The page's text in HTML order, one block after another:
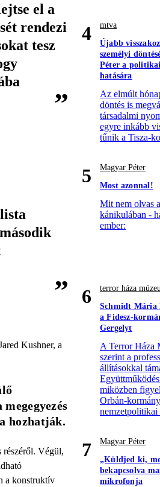
el a
rendezi
tesz
Kushner, a
hozhatják.
részéről. Végül,
a konstruktív
4
mtva
Újabb
személyi
Péter a
hatására
Az elmúlt
döntés is
társadalmi
egyre inkább
tűnik a Tisza-
5
Magyar Péter
Most azonnal!
Mit nem olvas
kánikulában -
ember:
6
terror háza
Schmidt Mária
a Fidesz-
Gergelyt
A Terror Háza
szerint a
állításokkal
miközben
Orbán-
nemzetpolitikai
7
Magyar Péter
„Küldjed ki,
bekapcsolva
mikrofonja